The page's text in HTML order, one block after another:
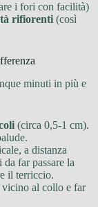
i fori con facilità)
rifiorenti (così
minuti in più e
(circa 0,5-1 cm).
a distanza
far passare la
il terriccio.
al collo e far